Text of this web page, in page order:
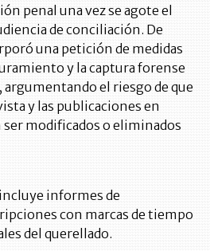
penal una vez se agote el
de conciliación. De
una petición de medidas
y la captura forense
argumentando el riesgo de que
y las publicaciones en
ser modificados o eliminados
informes de
con marcas de tiempo
del querellado.